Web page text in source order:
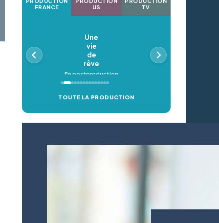
FRANCE
US
TV
Une
vie
de
rêve
En postproduction
TOUTE LA PRODUCTION